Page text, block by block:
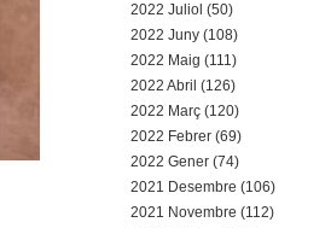
2022 Juliol (50)
2022 Juny (108)
2022 Maig (111)
2022 Abril (126)
2022 Març (120)
2022 Febrer (69)
2022 Gener (74)
2021 Desembre (106)
2021 Novembre (112)